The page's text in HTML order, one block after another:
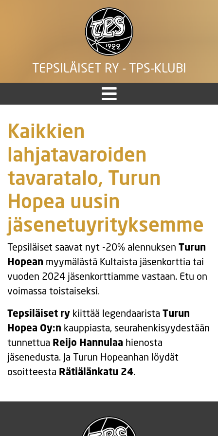
TEPSILÄISET RY - TPS-KLUBI
Kaikkien
lahjatavaroiden
tavaratalo, Turun
Hopea uusin
jäsenetuyrityksemme
Tepsiläiset saavat nyt -20% alennuksen Turun
Hopean myymälästä Kultaista jäsenkorttia tai
vuoden 2024 jäsenkorttiamme vastaan. Etu on
voimassa toistaiseksi.
Tepsiläiset ry kiittää legendaarista Turun
Hopea Oy:n kauppiasta, seurahenkisyydestään
tunnettua Reijo Hannulaa hienosta
jäsenedusta. Ja Turun Hopeanhan löydät
osoitteesta Rätiälänkatu 24.